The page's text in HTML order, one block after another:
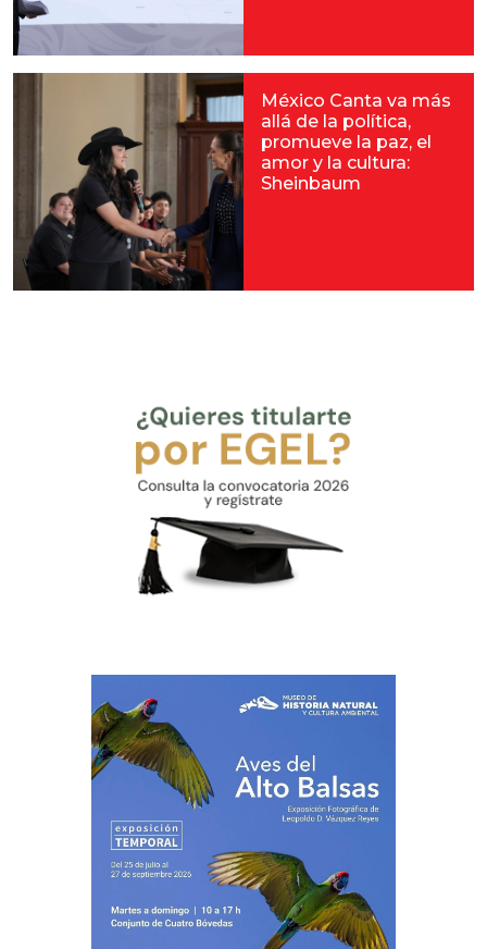
México Canta va más
allá de la política,
promueve la paz, el
amor y la cultura:
Sheinbaum